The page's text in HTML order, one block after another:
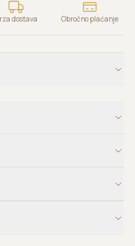
dostava Obročno plaćanje